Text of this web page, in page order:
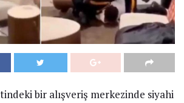
bir alışveriş merkezinde siyahi